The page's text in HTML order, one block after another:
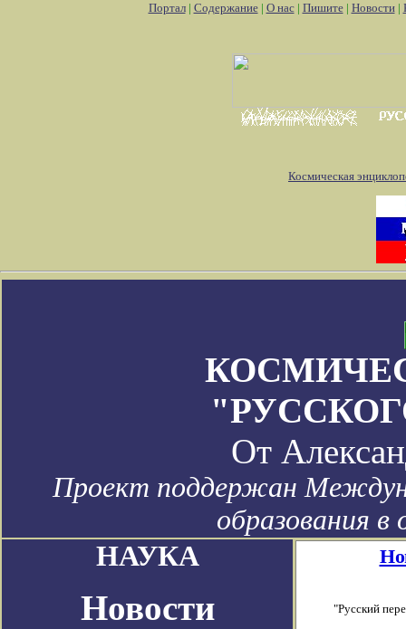
Портал| Содержание| О нас| Пишите| Новости|
Космическая
От
Проект поддержан
образования
НАУКА
Новости
"Русский